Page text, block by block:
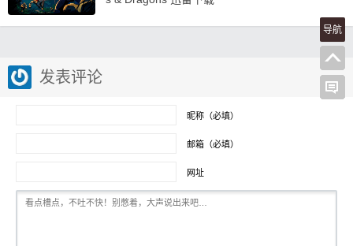
发表评论
昵称（必填）
邮箱（必填）
网址
导航